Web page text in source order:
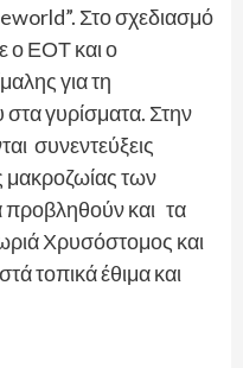
Στο σχεδιασμό
ο ΕΟΤ και ο
για τη
στα γυρίσματα. Στην
συνεντεύξεις
μακροζωίας των
προβληθούν και τα
Χρυσόστομος και
τοπικά έθιμα και